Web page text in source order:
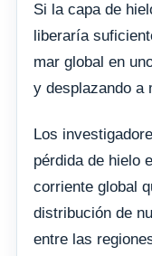
Si la capa de
liberaría
mar global en
y desplazando a
Los
pérdida de hielo
corriente global
distribución de
entre las